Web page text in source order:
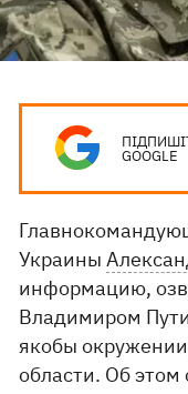
GOOGLE
Украины
информацию,
Владимиром
якобы
области. Об этом